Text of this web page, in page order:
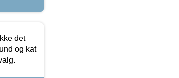
det
og kat